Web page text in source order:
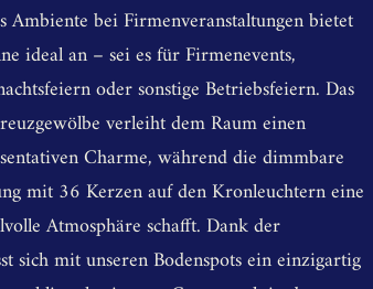
Ambiente bei Firmenveranstaltungen bietet
ideal an – sei es für Firmenevents,
oder sonstige Betriebsfeiern. Das
verleiht dem Raum einen
Charme, während die dimmbare
mit 36 Kerzen auf den Kronleuchtern eine
Atmosphäre schafft. Dank der
sich mit unseren Bodenspots ein einzigartig